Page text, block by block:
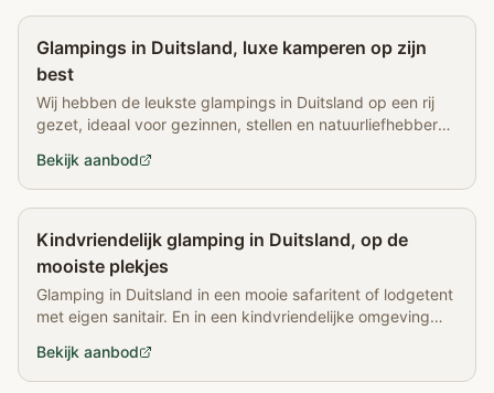
Glampings in Duitsland, luxe kamperen op zijn
best
Wij hebben de leukste glampings in Duitsland op een rij
gezet, ideaal voor gezinnen, stellen en natuurliefhebbers
Bekijk aanbod
Kindvriendelijk glamping in Duitsland, op de
mooiste plekjes
Glamping in Duitsland in een mooie safaritent of lodgetent
met eigen sanitair. En in een kindvriendelijke omgeving
Bekijk aanbod